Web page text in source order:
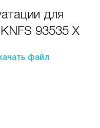
для
93535 X
файл